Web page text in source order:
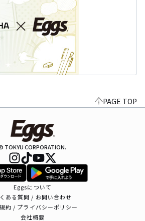
PAGE TOP
TOKYU CORPORATION.
Eggsについて
ある質問 / お問い合わせ
約 / プライバシーポリシー
会社概要